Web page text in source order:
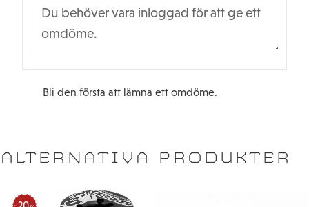
Vikt: 350g
Bli den första att lämna ett omdöme.
ALTERNATIVA PRODUKTER